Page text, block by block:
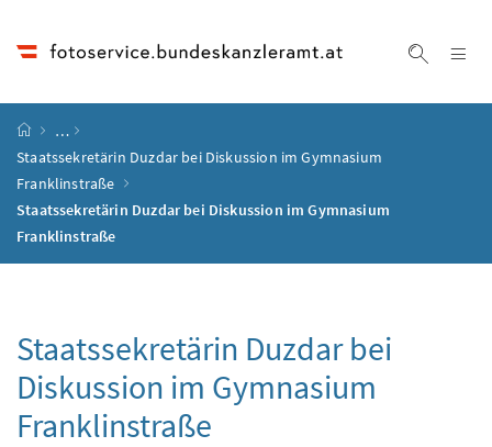
Startseite
…
Staatssekretärin Duzdar bei Diskussion im Gymnasium
Franklinstraße
Staatssekretärin Duzdar bei Diskussion im Gymnasium
Franklinstraße
Staatssekretärin Duzdar bei
Diskussion im Gymnasium
Franklinstraße